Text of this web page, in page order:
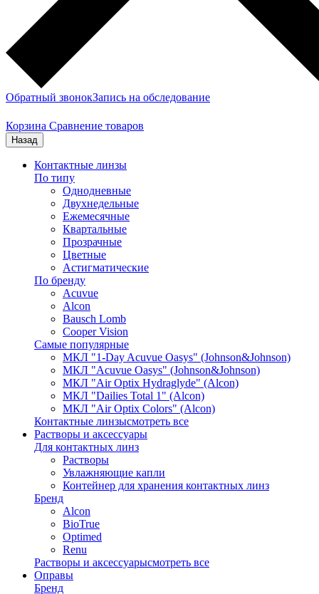
Обратный звонокЗапись на обследование
Корзина Сравнение товаров
Назад
Контактные линзы
По типу
Однодневные
Двухнедельные
Ежемесячные
Квартальные
Прозрачные
Цветные
Астигматические
По бренду
Acuvue
Alcon
Bausch Lomb
Cooper Vision
Самые популярные
МКЛ "1-Day Acuvue Oasys" (Johnson&Johnson)
МКЛ "Acuvue Oasys" (Johnson&Johnson)
МКЛ "Air Optix Hydraglyde" (Alcon)
МКЛ "Dailies Total 1" (Alcon)
МКЛ "Air Optix Colors" (Alcon)
Контактные линзысмотреть все
Растворы и аксессуары
Для контактных линз
Растворы
Увлажняющие капли
Контейнер для хранения контактных линз
Бренд
Alcon
BioTrue
Optimed
Renu
Растворы и аксессуарысмотреть все
Оправы
Бренд